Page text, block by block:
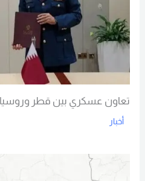
تعاون عسكري بين قطر وروسيا
أخبار